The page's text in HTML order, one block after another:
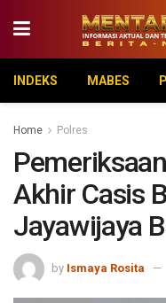
INDEKS MABES
Home Polres
Akhir Casis
Jayawijaya
by Ismaya Rosita